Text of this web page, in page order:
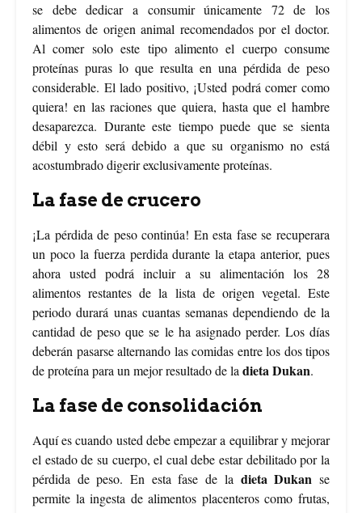
se debe dedicar a consumir únicamente 72 de los
alimentos de origen animal recomendados por el doctor.
Al comer solo este tipo alimento el cuerpo consume
proteínas puras lo que resulta en una pérdida de peso
considerable. El lado positivo, ¡Usted podrá comer como
quiera! en las raciones que quiera, hasta que el hambre
desaparezca. Durante este tiempo puede que se sienta
débil y esto será debido a que su organismo no está
acostumbrado digerir exclusivamente proteínas.
La fase de crucero
¡La pérdida de peso continúa! En esta fase se recuperara
un poco la fuerza perdida durante la etapa anterior, pues
ahora usted podrá incluir a su alimentación los 28
alimentos restantes de la lista de origen vegetal. Este
periodo durará unas cuantas semanas dependiendo de la
cantidad de peso que se le ha asignado perder. Los días
deberán pasarse alternando las comidas entre los dos tipos
de proteína para un mejor resultado de ladieta Dukan.
La fase de consolidación
Aquí es cuando usted debe empezar a equilibrar y mejorar
el estado de su cuerpo, el cual debe estar debilitado por la
pérdida de peso. En esta fase de la dieta Dukan se
permite la ingesta de alimentos placenteros como frutas,